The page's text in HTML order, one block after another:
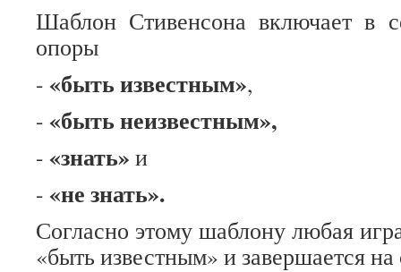
Шаблон Стивенсона включает в
опоры
- «быть известным»,
- «быть неизвестным»,
- «знать» и
- «не знать».
Согласно этому шаблону любая
«быть известным» и завершается на